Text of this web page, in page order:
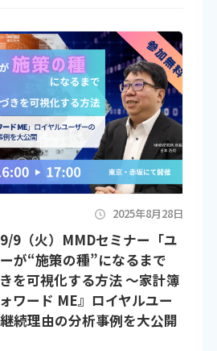
2025年8月28日
9（火）MMDセミナー「ユ
が“施策の種”になるまで
可視化する方法 ～家計簿
ワード ME』ロイヤルユー
続理由の分析事例を大公開